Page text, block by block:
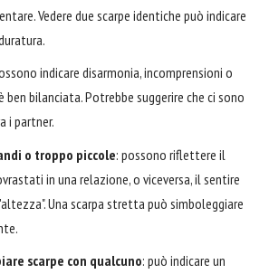
Vedere due scarpe identiche può indicare
indicare disarmonia, incomprensioni o
ben bilanciata. Potrebbe suggerire che ci sono
i partner.
o troppo piccole: possono riflettere il
in una relazione, o viceversa, il sentire
Una scarpa stretta può simboleggiare
scarpe con qualcuno: può indicare un